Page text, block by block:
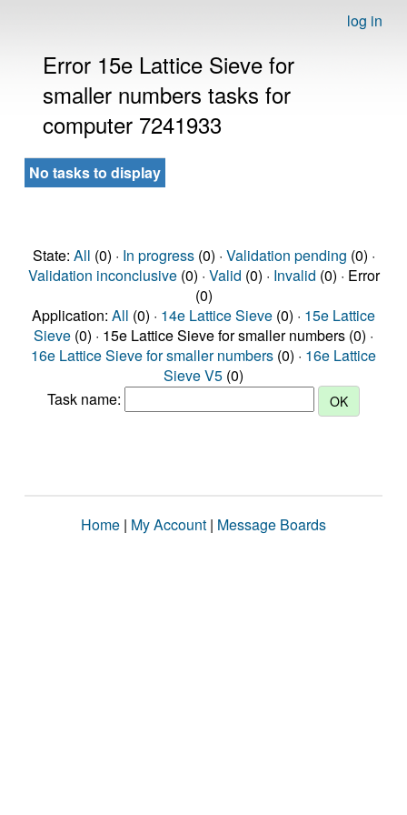
log in
Error 15e Lattice Sieve for
smaller numbers tasks for
computer 7241933
No tasks to display
State: All (0) · In progress(0) · Validation pending (0) ·
Validation inconclusive(0) · Valid (0) · Invalid (0) · Error
(0)
Application: All (0) · 14e Lattice Sieve (0) · 15e Lattice
Sieve (0) · 15e Lattice Sieve for smaller numbers (0) ·
16e Lattice Sieve for smaller numbers (0) · 16e Lattice
Sieve V5 (0)
Task name:
Home | My Account | Message Boards